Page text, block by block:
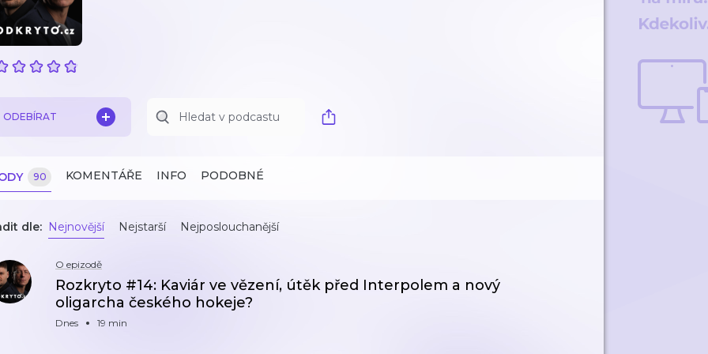
ODEBÍRAT
90 KOMENTÁŘE INFO PODOBNÉ
dle: Nejnovější Nejstarší Nejposlouchanější
O epizodě
Rozkryto #14: Kaviár ve vězení, útěk před Interpolem a nový
oligarcha českého hokeje?
Dnes 19 min